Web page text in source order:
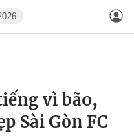
vì bão,
Sài Gòn FC